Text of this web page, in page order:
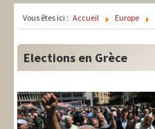
Théorie
Europe
Vous êtes ici : Accueil Europe
Elections en Grèce